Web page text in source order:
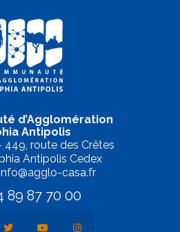
d’Agglomération
Antipolis
449, route des Crêtes
Antipolis Cedex
casa.fr
89 87 70 00